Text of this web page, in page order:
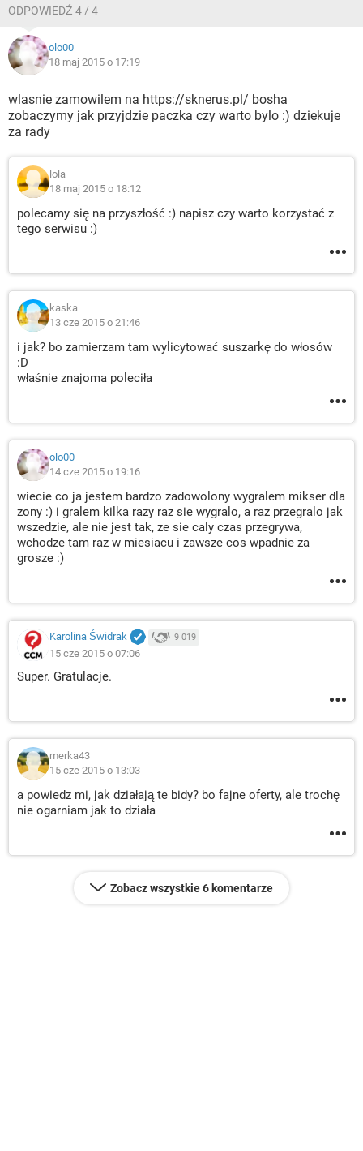
ODPOWIEDŹ 4 / 4
olo00
18 maj 2015 o 17:19
wlasnie zamowilem na https://sknerus.pl/ bosha
zobaczymy jak przyjdzie paczka czy warto bylo :) dziekuje
za rady
lola
18 maj 2015 o 18:12
polecamy się na przyszłość :) napisz czy warto korzystać z
tego serwisu :)
kaska
13 cze 2015 o 21:46
i jak? bo zamierzam tam wylicytować suszarkę do włosów
:D
właśnie znajoma poleciła
olo00
14 cze 2015 o 19:16
wiecie co ja jestem bardzo zadowolony wygralem mikser dla
zony :) i gralem kilka razy raz sie wygralo, a raz przegralo jak
wszedzie, ale nie jest tak, ze sie caly czas przegrywa,
wchodze tam raz w miesiacu i zawsze cos wpadnie za
grosze :)
Karolina Świdrak 9 019
15 cze 2015 o 07:06
Super. Gratulacje.
merka43
15 cze 2015 o 13:03
a powiedz mi, jak działają te bidy? bo fajne oferty, ale trochę
nie ogarniam jak to działa
Zobacz wszystkie 6 komentarze